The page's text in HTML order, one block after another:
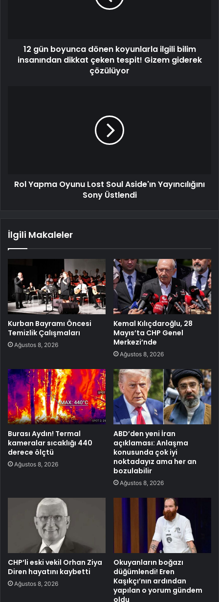
12 gün boyunca dönen koyunlarla ilgili bilim
insanından dikkat çeken tespit! Gizem giderek
çözülüyor
Rol Yapma Oyunu Lost Soul Aside'ın Yayıncılığını
Sony Üstlendi
İlgili Makaleler
Kurban Bayramı Öncesi
Temizlik Çalışmaları
Ağustos 8, 2026
Kemal Kılıçdaroğlu, 28
Mayıs’ta CHP Genel
Merkezi’nde
Ağustos 8, 2026
Burası Aydın! Termal
kameralar sıcaklığı 440
derece ölçtü
Ağustos 8, 2026
ABD’den yeni İran
açıklaması: Anlaşma
konusunda çok iyi
noktadayız ama her an
bozulabilir
Ağustos 8, 2026
CHP’li eski vekil Orhan Ziya
Diren hayatını kaybetti
Ağustos 8, 2026
Okuyanların boğazı
düğümlendi! Eren
Kaşıkçı’nın ardından
yapılan o yorum gündem
oldu